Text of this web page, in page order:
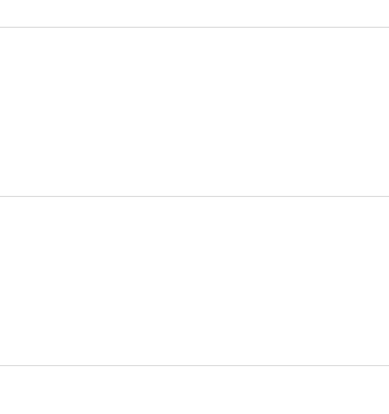
bis